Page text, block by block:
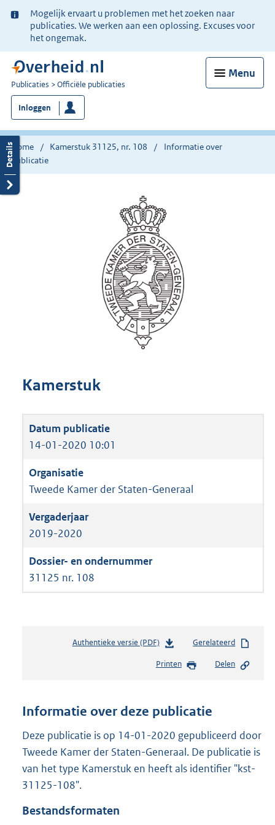
Ter
informatie:
Mogelijk ervaart u problemen met het zoeken naar
publicaties. We werken aan een oplossing. Excuses voor
het ongemak.
Menu
U
bent
nu
hier:
Publicaties Officiële publicaties
Inloggen
Home Kamerstuk 31125, nr. 108
Informatie over
publicatie
Kamerstuk
14-01-2020 10:01
Tweede Kamer der Staten-Generaal
2019-2020
31125 nr. 108
Authentieke versie (PDF)b
s
n
s
r
o
Gerelateerd
Printen Delen
Informatie over deze publicatie
Deze publicatie is op 14-01-2020 gepubliceerd door
Tweede Kamer der Staten-Generaal. De publicatie is
van het type Kamerstuk en heeft als identifier "kst-
31125-108".
Bestandsformaten